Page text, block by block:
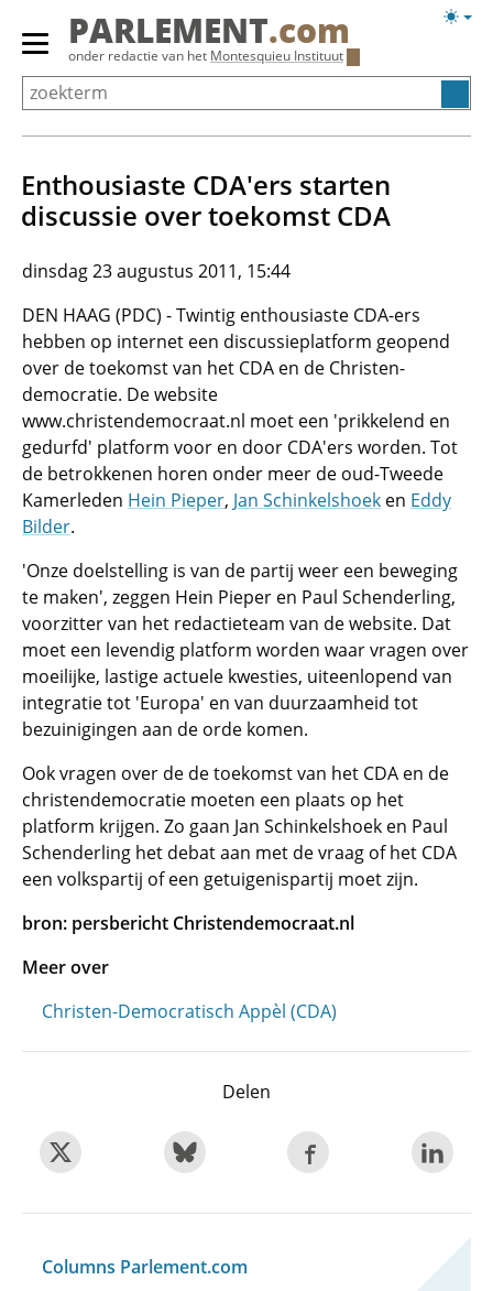
Overslaan
Primair
menu
tonen/verbergen
PARLEMENT.com
onder redactie van het Montesquieu Instituut
Enthousiaste CDA'ers starten
discussie over toekomst CDA
dinsdag 23 augustus 2011, 15:44
DEN HAAG (PDC) - Twintig enthousiaste CDA-ers
hebben op internet een discussieplatform geopend
over de toekomst van het CDA en de Christen-
democratie. De website
www.christendemocraat.nl moet een 'prikkelend en
gedurfd' platform voor en door CDA'ers worden. Tot
de betrokkenen horen onder meer de oud-Tweede
Kamerleden Hein Pieper, Jan Schinkelshoek en Eddy
Bilder.
'Onze doelstelling is van de partij weer een beweging
te maken', zeggen Hein Pieper en Paul Schenderling,
voorzitter van het redactieteam van de website. Dat
moet een levendig platform worden waar vragen over
moeilijke, lastige actuele kwesties, uiteenlopend van
integratie tot 'Europa' en van duurzaamheid tot
bezuinigingen aan de orde komen.
Ook vragen over de de toekomst van het CDA en de
christendemocratie moeten een plaats op het
platform krijgen. Zo gaan Jan Schinkelshoek en Paul
Schenderling het debat aan met de vraag of het CDA
een volkspartij of een getuigenispartij moet zijn.
bron: persbericht Christendemocraat.nl
Meer over
Christen-Democratisch Appèl (CDA)
Delen
Columns Parlement.com